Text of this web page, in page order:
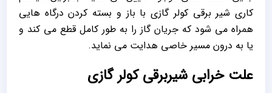
کاری شیر برقی کولر گازی با باز و بسته کردن درگاه هایی
همراه می شود که جریان گاز را به طور کامل قطع می کند و
یا به درون مسیر خاصی هدایت می نماید.
علت خرابی شیربرقی کولر گازی